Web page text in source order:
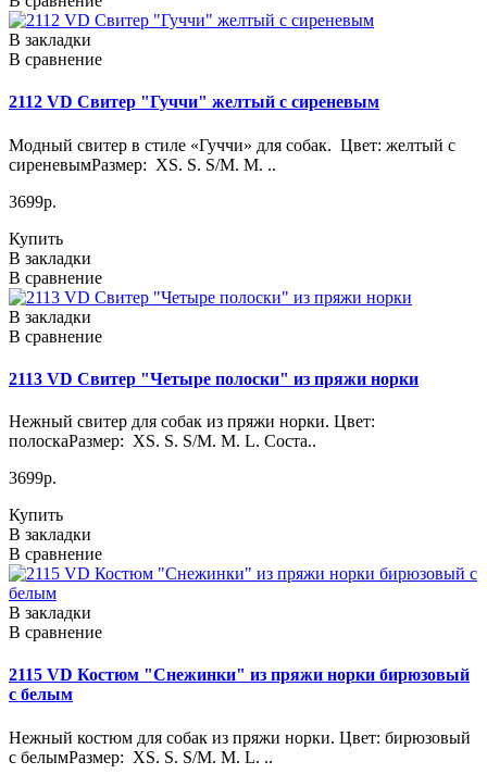
В закладки
В сравнение
2112 VD Свитер "Гуччи" желтый с сиреневым
Модный свитер в стиле «Гуччи» для собак. Цвет: желтый с
сиреневымРазмер: XS. S. S/M. M. ..
3699р.
Купить
В закладки
В сравнение
В закладки
В сравнение
2113 VD Свитер "Четыре полоски" из пряжи норки
Нежный свитер для собак из пряжи норки. Цвет:
полоскаРазмер: XS. S. S/M. M. L. Соста..
3699р.
Купить
В закладки
В сравнение
В закладки
В сравнение
2115 VD Костюм "Снежинки" из пряжи норки бирюзовый
с белым
Нежный костюм для собак из пряжи норки. Цвет: бирюзовый
с белымРазмер: XS. S. S/M. M. L. ..